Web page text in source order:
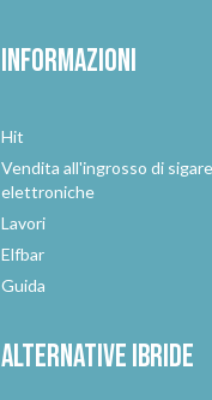
Informazioni
Hit
Vendita all'ingrosso di
elettroniche
Lavori
Elfbar
Guida
Alternativeibride